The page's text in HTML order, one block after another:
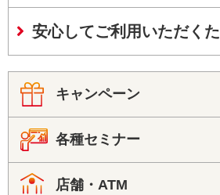
安心してご利用いただく
キャンペーン
各種セミナー
店舗・ATM